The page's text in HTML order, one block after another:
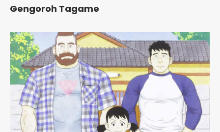
Gengoroh Tagame